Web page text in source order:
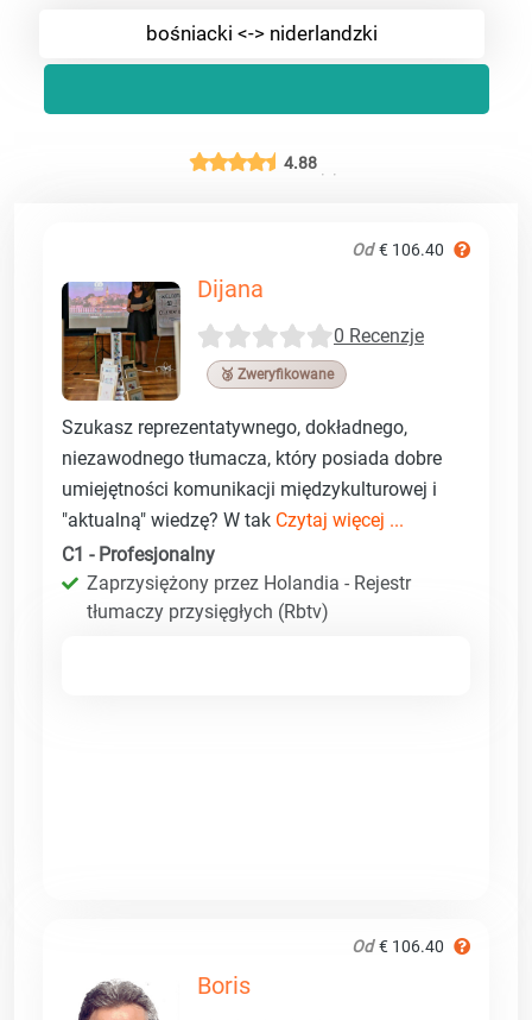
bośniacki <-> niderlandzki
4.88
Od € 106.40
Dijana
0 Recenzje
🥉 Zweryfikowane
Szukasz reprezentatywnego, dokładnego,
niezawodnego tłumacza, który posiada dobre
umiejętności komunikacji międzykulturowej i
"aktualną" wiedzę? W tak Czytaj więcej ...
C1 - Profesjonalny
Zaprzysiężony przez Holandia - Rejestr
tłumaczy przysięgłych (Rbtv)
Od € 106.40
Boris